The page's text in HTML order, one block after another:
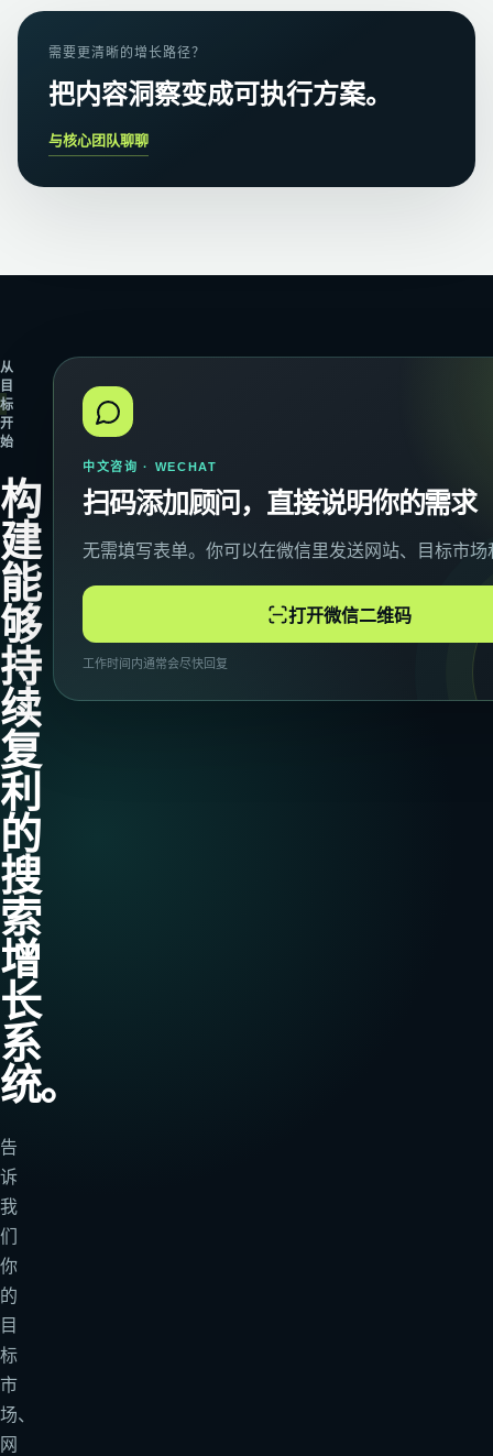
需要更清晰的增长路径？
把内容洞察变成可执行方案。
与核心团队聊聊
从
目
标
开
始
构
建
能
够
持
续
复
利
的
搜
索
增
长
系
统。
告
诉
我
们
你
的
目
标
市
场、
网
中文咨询 · WECHAT
扫码添加顾问，直接说明你的需求
无需填写表单。你可以在微信里发送网站、目标市场
打开微信二维码
工作时间内通常会尽快回复